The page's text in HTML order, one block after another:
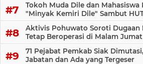
Tokoh Muda Dile dan Mahasiswa
"Minyak Kemiri Dile" Sambut HUT
Aktivis Pohuwato Soroti Dugaan
Tetap Beroperasi di Malam Jumat
71 Pejabat Pemkab Siak
Jabatan dan Ada yang Tergeser